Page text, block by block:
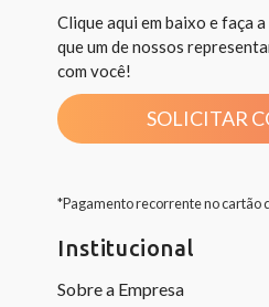
Clique aqui em baixo e faça
que um de nossos
com você!
SOLICITAR
*Pagamento recorrente no cartão
Institucional
Sobre a Empresa